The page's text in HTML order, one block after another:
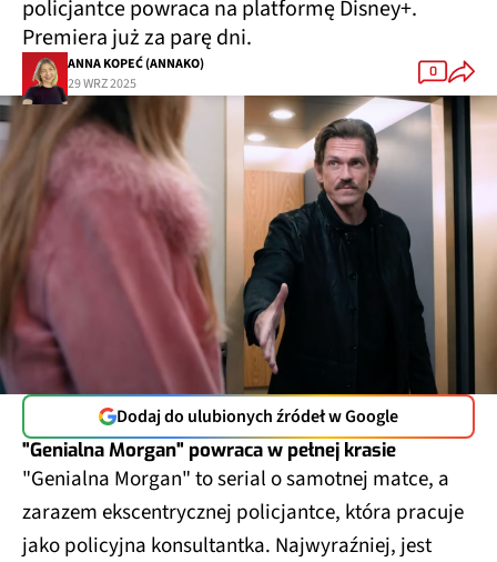
policjantce powraca na platformę Disney+.
Premiera już za parę dni.
ANNA KOPEĆ (ANNAKO)
29 WRZ 2025
0
Dodaj do ulubionych źródeł w Google
"Genialna Morgan" powraca w pełnej krasie
"Genialna Morgan" to serial o samotnej matce, a
zarazem ekscentrycznej policjantce, która pracuje
jako policyjna konsultantka. Najwyraźniej, jest